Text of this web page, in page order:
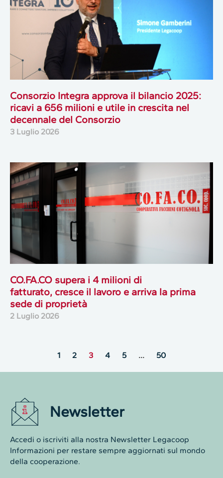
Consorzio Integra approva il bilancio 2025:
ricavi a 656 milioni e utile in crescita nel
decennale del Consorzio
3 Luglio 2026
CO.FA.CO supera i 4 milioni di
fatturato, cresce il lavoro e arriva la prima
sede di proprietà
2 Luglio 2026
1 2 3 4 5 … 50
Newsletter
Accedi o iscriviti alla nostra Newsletter Legacoop
Informazioni per restare sempre aggiornati sul mondo
della cooperazione.